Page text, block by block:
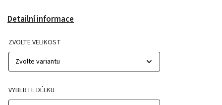
Detailní informace
ZVOLTE VELIKOST
VYBERTE DÉLKU